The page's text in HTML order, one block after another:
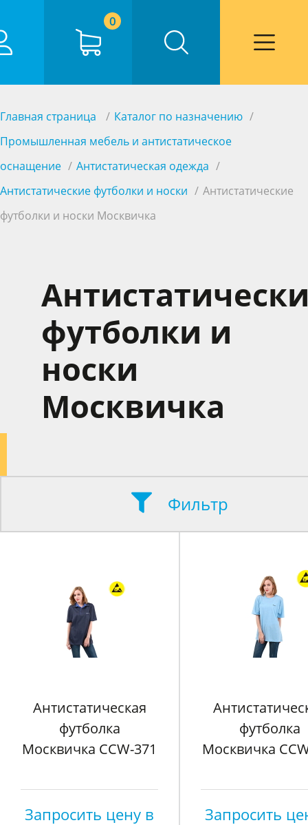
0
Главная страница
Каталог по назначению
Промышленная мебель и антистатическое
оснащение
Антистатическая одежда
Антистатические футболки и носки
Антистатические
футболки и носки Москвичка
футболки и
носки
Москвичка
Фильтр
Антистатическая
футболка
Москвичка CCW-371
Запросить цену в
футболка
Москвичка
Запросить